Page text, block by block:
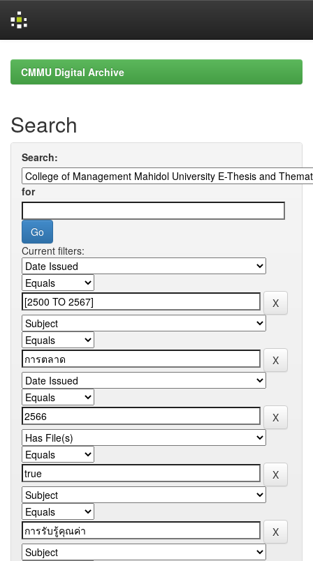
navigationCMMU Digital Archive
Search
Search:
for
Current filters: